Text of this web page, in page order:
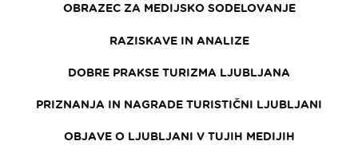
OBRAZEC ZA MEDIJSKO SODELOVANJE
RAZISKAVE IN ANALIZE
DOBRE PRAKSE TURIZMA LJUBLJANA
PRIZNANJA IN NAGRADE TURISTIČNI LJUBLJANI
OBJAVE O LJUBLJANI V TUJIH MEDIJIH